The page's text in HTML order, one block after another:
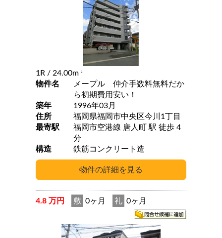
1R / 24.00m 2
物件名
メープル 仲介手数料無料だか
ら初期費用安い！
築年
1996年03月
住所
福岡県福岡市中央区今川1丁目
最寄駅
福岡市空港線 唐人町 駅 徒歩 4
分
構造
鉄筋コンクリート造
4.8 万円 敷 0ヶ月 礼 0ヶ月